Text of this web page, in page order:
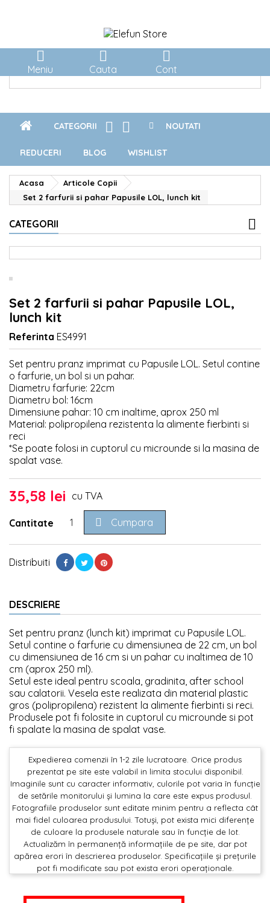

Meniu

Cauta

Cont
 
CATEGORII NOUTATI
REDUCERI BLOG WISHLIST
Acasa
Articole Copii
Set 2 farfurii si pahar Papusile LOL, lunch kit
CATEGORII
Set 2 farfurii si pahar Papusile LOL,
lunch kit
Referinta ES4991
Set pentru pranz imprimat cu Papusile LOL. Setul contine
o farfurie, un bol si un pahar.
Diametru farfurie: 22cm
Diametru bol: 16cm
Dimensiune pahar: 10 cm inaltime, aprox 250 ml
Material: polipropilena rezistenta la alimente fierbinti si
reci
*Se poate folosi in cuptorul cu microunde si la masina de
spalat vase.
35,58 lei cu TVA
Cantitate  Cumpara
Distribuiti
DESCRIERE
Set pentru pranz (lunch kit) imprimat cu Papusile LOL.
Setul contine o farfurie cu dimensiunea de 22 cm, un bol
cu dimensiunea de 16 cm si un pahar cu inaltimea de 10
cm (aprox 250 ml).
Setul este ideal pentru scoala, gradinita, after school
sau calatorii. Vesela este realizata din material plastic
gros (polipropilena) rezistent la alimente fierbinti si reci.
Produsele pot fi folosite in cuptorul cu microunde si pot
fi spalate la masina de spalat vase.
Expedierea comenzii în 1-2 zile lucratoare. Orice produs
prezentat pe site este valabil in limita stocului disponibil.
Imaginile sunt cu caracter informativ, culorile pot varia în funcție
de setările monitorului și lumina la care este expus produsul.
Fotografiile produselor sunt editate minim pentru a reflecta cât
mai fidel culoarea produsului. Totuși, pot exista mici diferențe
de culoare la produsele naturale sau în funcție de lot.
Actualizăm în permanență informațiile de pe site, dar pot
apărea erori în descrierea produselor. Specificațiile și prețurile
pot fi modificate sau pot exista erori operaționale.